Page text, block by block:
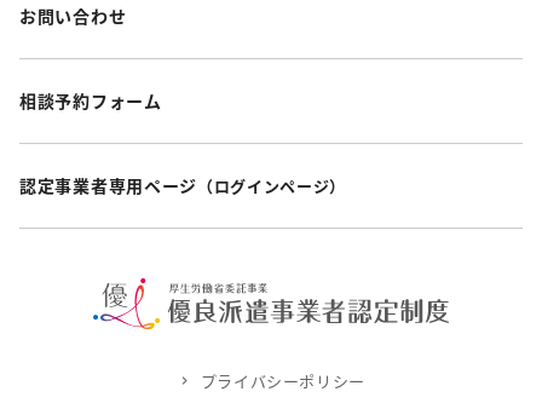
お問い合わせ
相談予約フォーム
認定事業者専用ページ （ログインページ）
プライバシーポリシー